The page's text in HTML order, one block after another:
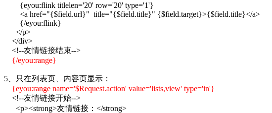
{eyou:flink titlelen='20' row='20' type='1'}
<a href="{$field.url}" title="{$field.title}" {$field.target}>{$field.title}</a>
{/eyou:flink}
</p>
</div>
<!--友情链接结束-->
{/eyou:range}
5、只在列表页、内容页显示：
{eyou:range name='$Request.action' value='lists,view' type='in'}
<!--友情链接开始-->
<p><strong>友情链接：</strong>